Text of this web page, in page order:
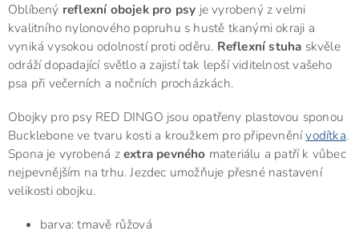
Oblíbený reflexní obojek pro psy je vyrobený z velmi
kvalitního nylonového popruhu s hustě tkanými okraji a
vyniká vysokou odolností proti oděru. Reflexní stuha skvěle
odráží dopadající světlo a zajistí tak lepší viditelnost vašeho
psa při večerních a nočních procházkách.
Obojky pro psy RED DINGO jsou opatřeny plastovou sponou
Bucklebone ve tvaru kosti a kroužkem pro připevněnívodítka.
Spona je vyrobená zextra pevného materiálu a patří k vůbec
nejpevnějším na trhu. Jezdec umožňuje přesné nastavení
velikosti obojku.
barva: tmavě růžová